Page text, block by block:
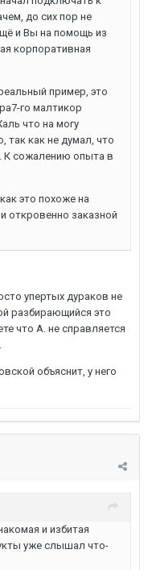
до сих пор не
и Вы на помощь из
корпоративная
пример, это
го малтикор
что на могу
так как не думал, что
К сожалению опыта в
это похоже на
откровенно заказной
упертых дураков не
разбирающийся это
что А. не справляется
объяснит, у него
и избитая
уже слышал что-